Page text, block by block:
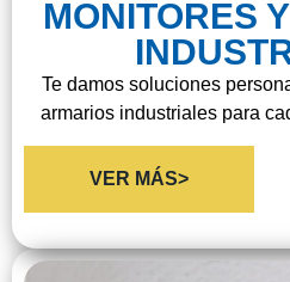
MONITORES
Te damos soluciones
armarios industriales para
VER MÁS>